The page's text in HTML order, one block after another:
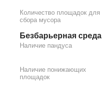
Количество площадок для
сбора мусора
Безбарьерная среда
Наличие пандуса
Наличие понижающих
площадок